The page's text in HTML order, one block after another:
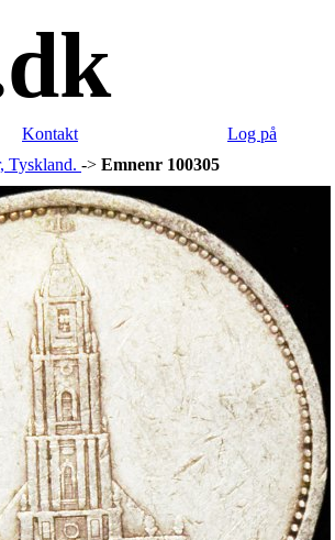
Kontakt Log på
Tyskland. -> Emnenr 100305